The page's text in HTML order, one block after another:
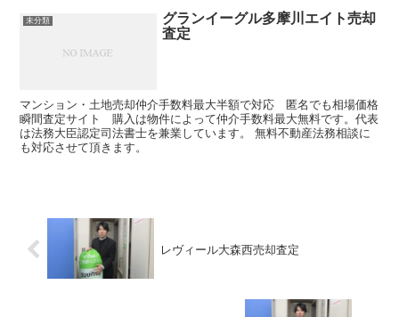
未分類
グランイーグル多摩川エイト売却
査定
マンション・土地売却仲介手数料最大半額で対応 匿名でも相場価格
瞬間査定サイト 購入は物件によって仲介手数料最大無料です。代表
は法務大臣認定司法書士を兼業しています。 無料不動産法務相談に
も対応させて頂きます。
レヴィール大森西売却査定